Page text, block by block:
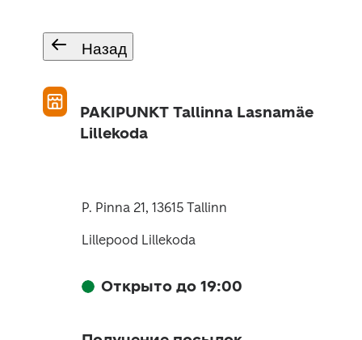
Назад
PAKIPUNKT Tallinna Lasnamäe
Lillekoda
P. Pinna 21, 13615 Tallinn
Lillepood Lillekoda
Открыто до 19:00